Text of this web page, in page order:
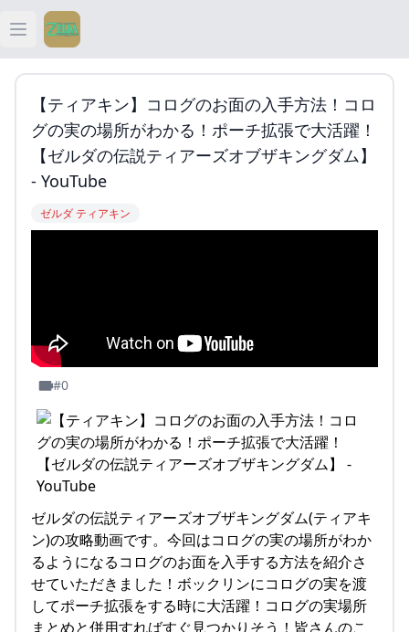
Open main menu
ティアキン
ティアキン 祠
ティアキン 武器
【ティアキン】コログのお面の入手方法！コロ
グの実の場所がわかる！ポーチ拡張で大活躍！
【ゼルダの伝説ティアーズオブザキングダム】
- YouTube
ゼルダ ティアキン
#0
ゼルダの伝説ティアーズオブザキングダム(ティアキ
ン)の攻略動画です。今回はコログの実の場所がわか
るようになるコログのお面を入手する方法を紹介さ
せていただきました！ボックリンにコログの実を渡
してポーチ拡張をする時に大活躍！コログの実場所
まとめと併用すればすぐ見つかりそう！皆さんのこ